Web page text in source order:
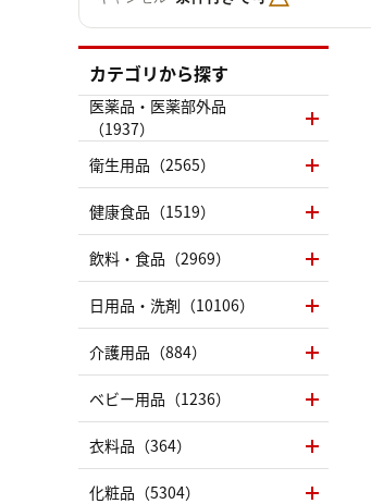
カテゴリから探す
医薬品・医薬部外品
（1937）
衛生用品（2565）
健康食品（1519）
飲料・食品（2969）
日用品・洗剤（10106）
介護用品（884）
ベビー用品（1236）
衣料品（364）
化粧品（5304）